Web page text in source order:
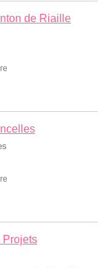
de Riaille
Projets